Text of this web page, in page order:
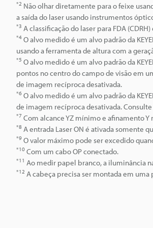
*2 Não olhar diretamente para o feixe
a saída do laser usando instrumentos
*3 A classificação do laser para FDA
*4 O alvo medido é um alvo padrão da
usando a ferramenta de altura com a
*5 O alvo medido é um alvo padrão da
pontos no centro do campo de visão em
de imagem recíproca desativada.
*6 O alvo medido é um alvo padrão da
de imagem recíproca desativada.
*7 Com alcance YZ mínimo e afinamento Y
*8 A entrada Laser ON é ativada somente
*9 O valor máximo pode ser excedido
*10 Com um cabo OP conectado.
*11 Ao medir papel branco, a iluminância
*12 A cabeça precisa ser montada em uma